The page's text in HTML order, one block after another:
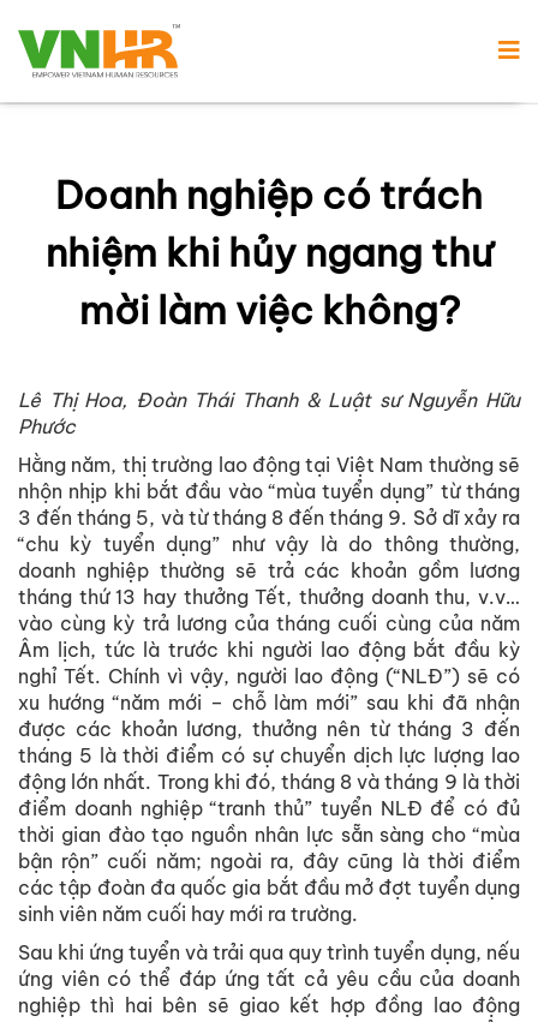
Doanh nghiệp có trách
nhiệm khi hủy ngang thư
mời làm việc không?
Lê Thị Hoa, Đoàn Thái Thanh & Luật sư Nguyễn Hữu
Phước
Hằng năm, thị trường lao động tại Việt Nam thường sẽ
nhộn nhịp khi bắt đầu vào “mùa tuyển dụng” từ tháng
3 đến tháng 5, và từ tháng 8 đến tháng 9. Sở dĩ xảy ra
“chu kỳ tuyển dụng” như vậy là do thông thường,
doanh nghiệp thường sẽ trả các khoản gồm lương
tháng thứ 13 hay thưởng Tết, thưởng doanh thu, v.v…
vào cùng kỳ trả lương của tháng cuối cùng của năm
Âm lịch, tức là trước khi người lao động bắt đầu kỳ
nghỉ Tết. Chính vì vậy, người lao động (“NLĐ”) sẽ có
xu hướng “năm mới – chỗ làm mới” sau khi đã nhận
được các khoản lương, thưởng nên từ tháng 3 đến
tháng 5 là thời điểm có sự chuyển dịch lực lượng lao
động lớn nhất. Trong khi đó, tháng 8 và tháng 9 là thời
điểm doanh nghiệp “tranh thủ” tuyển NLĐ để có đủ
thời gian đào tạo nguồn nhân lực sẵn sàng cho “mùa
bận rộn” cuối năm; ngoài ra, đây cũng là thời điểm
các tập đoàn đa quốc gia bắt đầu mở đợt tuyển dụng
sinh viên năm cuối hay mới ra trường.
Sau khi ứng tuyển và trải qua quy trình tuyển dụng, nếu
ứng viên có thể đáp ứng tất cả yêu cầu của doanh
nghiệp thì hai bên sẽ giao kết hợp đồng lao động